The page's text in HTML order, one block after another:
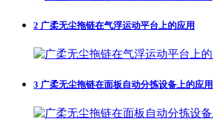
2 广柔无尘拖链在气浮运动平台上的应用
3 广柔无尘拖链在面板自动分拣设备上的应用